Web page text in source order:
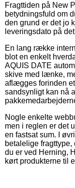
Fragttiden på New
betydningsfuld om
den grund er det jo
leveringsdato på
En lang række
blot en enkelt
AQUIS DATE
skive med lænke,
aflægges forinden
sandsynligt kan nå
Nogle enkelte
men i reglen er det
en fastsat sum. I
betalelige
du er ved Herning,
kørt produkterne til